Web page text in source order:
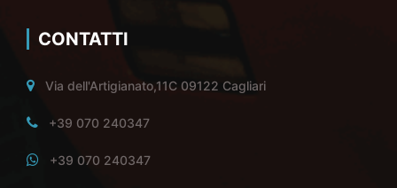
CONTATTI
Via dell'Artigianato,11C 09122 Cagliari
+39 070 240347
+39 070 240347